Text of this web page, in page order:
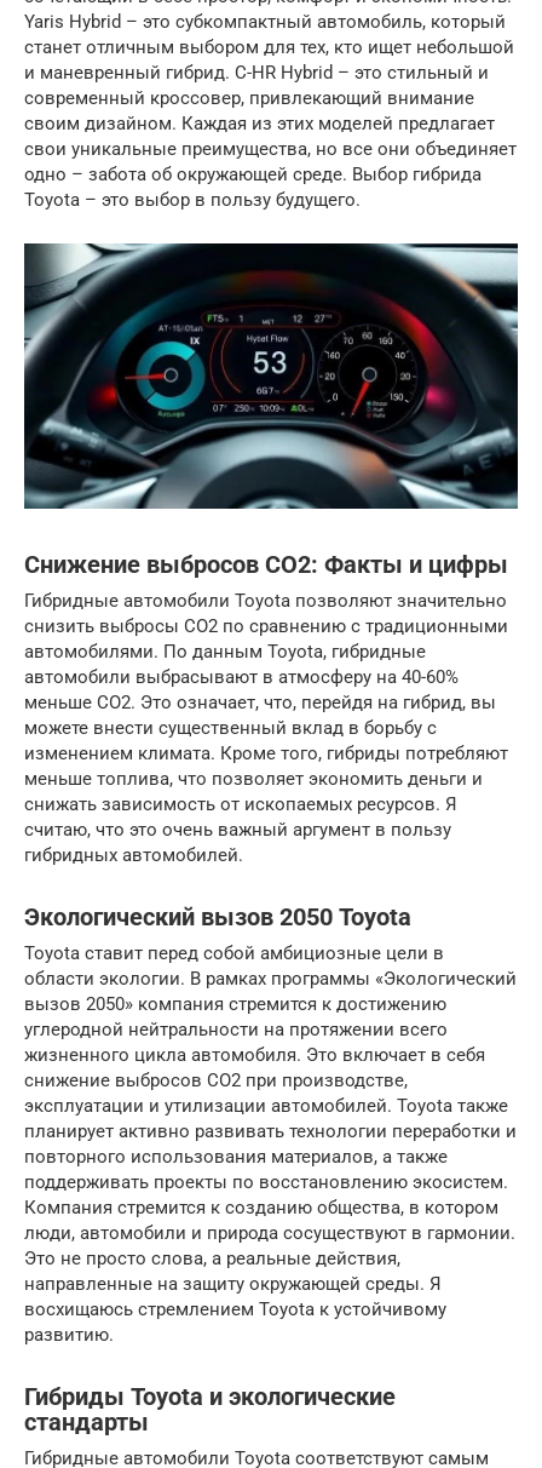
Yaris Hybrid – это субкомпактный автомобиль, который
станет отличным выбором для тех, кто ищет небольшой
и маневренный гибрид. C-HR Hybrid – это стильный и
современный кроссовер, привлекающий внимание
своим дизайном. Каждая из этих моделей предлагает
свои уникальные преимущества, но все они объединяет
одно – забота об окружающей среде. Выбор гибрида
Toyota – это выбор в пользу будущего.
Снижение выбросов CO2: Факты и цифры
Гибридные автомобили Toyota позволяют значительно
снизить выбросы CO2 по сравнению с традиционными
автомобилями. По данным Toyota, гибридные
автомобили выбрасывают в атмосферу на 40-60%
меньше CO2. Это означает, что, перейдя на гибрид, вы
можете внести существенный вклад в борьбу с
изменением климата. Кроме того, гибриды потребляют
меньше топлива, что позволяет экономить деньги и
снижать зависимость от ископаемых ресурсов. Я
считаю, что это очень важный аргумент в пользу
гибридных автомобилей.
Экологический вызов 2050 Toyota
Toyota ставит перед собой амбициозные цели в
области экологии. В рамках программы «Экологический
вызов 2050» компания стремится к достижению
углеродной нейтральности на протяжении всего
жизненного цикла автомобиля. Это включает в себя
снижение выбросов CO2 при производстве,
эксплуатации и утилизации автомобилей. Toyota также
планирует активно развивать технологии переработки и
повторного использования материалов, а также
поддерживать проекты по восстановлению экосистем.
Компания стремится к созданию общества, в котором
люди, автомобили и природа сосуществуют в гармонии.
Это не просто слова, а реальные действия,
направленные на защиту окружающей среды. Я
восхищаюсь стремлением Toyota к устойчивому
развитию.
Гибриды Toyota и экологические
стандарты
Гибридные автомобили Toyota соответствуют самым